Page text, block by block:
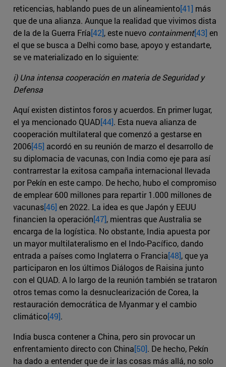
reticencias, hablando pues de un alineamiento[41] más
que de una alianza. Aunque la realidad que vivimos dista
de la de la Guerra Fría[42], este nuevo containment[43] en
el que se busca a Delhi como base, apoyo y estandarte,
se ve materializado en lo siguiente:
i) Una intensa cooperación en materia de Seguridad y
Defensa
Aquí existen distintos foros y acuerdos. En primer lugar,
el ya mencionado QUAD[44]. Esta nueva alianza de
cooperación multilateral que comenzó a gestarse en
2006[45] acordó en su reunión de marzo el desarrollo de
su diplomacia de vacunas, con India como eje para así
contrarrestar la exitosa campaña internacional llevada
por Pekín en este campo. De hecho, hubo el compromiso
de emplear 600 millones para repartir 1.000 millones de
vacunas[46] en 2022. La idea es que Japón y EEUU
financien la operación[47], mientras que Australia se
encarga de la logística. No obstante, India apuesta por
un mayor multilateralismo en el Indo-Pacífico, dando
entrada a países como Inglaterra o Francia[48], que ya
participaron en los últimos Diálogos de Raisina junto
con el QUAD. A lo largo de la reunión también se trataron
otros temas como la desnuclearización de Corea, la
restauración democrática de Myanmar y el cambio
climático[49].
India busca contener a China, pero sin provocar un
enfrentamiento directo con China[50]. De hecho, Pekín
ha dado a entender que de ir las cosas más allá, no solo